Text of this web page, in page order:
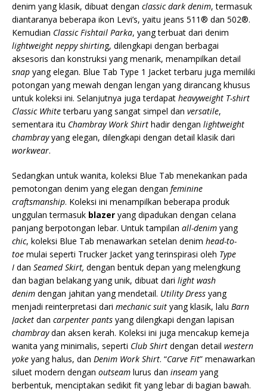
denim yang klasik, dibuat dengan classic dark denim, termasuk
diantaranya beberapa ikon Levi’s, yaitu jeans 511® dan 502®.
Kemudian Classic Fishtail Parka, yang terbuat dari denim
lightweight neppy shirting, dilengkapi dengan berbagai
aksesoris dan konstruksi yang menarik, menampilkan detail
snap yang elegan. Blue Tab Type 1 Jacket terbaru juga memiliki
potongan yang mewah dengan lengan yang dirancang khusus
untuk koleksi ini. Selanjutnya juga terdapat heavyweight T-shirt
Classic Whiteterbaru yang sangat simpel dan versatile,
sementara itu Chambray Work Shirt hadir dengan lightweight
chambrayyang elegan, dilengkapi dengan detail klasik dari
workwear.
Sedangkan untuk wanita, koleksi Blue Tab menekankan pada
pemotongan denim yang elegan dengan feminine
craftsmanship. Koleksi ini menampilkan beberapa produk
unggulan termasuk blazer yang dipadukan dengan celana
panjang berpotongan lebar. Untuk tampilan all-denim yang
chic, koleksi Blue Tab menawarkan setelan denim head-to-
toe mulai seperti Trucker Jacket yang terinspirasi oleh Type
I dan Seamed Skirt, dengan bentuk depan yang melengkung
dan bagian belakang yang unik, dibuat dari light wash
denim dengan jahitan yang mendetail. Utility Dress yang
menjadi reinterpretasi dari mechanic suit yang klasik, lalu Barn
Jacket dan carpenter pants yang dilengkapi dengan lapisan
chambraydan aksen kerah. Koleksi ini juga mencakup kemeja
wanita yang minimalis, seperti Club Shirt dengan detail western
yoke yang halus, dan Denim Work Shirt. “Carve Fit” menawarkan
siluet modern dengan outseam lurus dan inseam yang
berbentuk, menciptakan sedikit fit yang lebar di bagian bawah.